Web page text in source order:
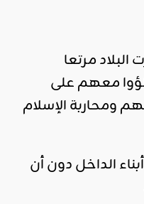
مرتعا
معهم على
ومحاربة الإسلام
الداخل دون أن